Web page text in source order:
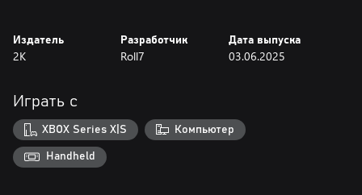
графика и хитрые механики безупречно соединяются в одно
захватывающее целое.
● Испытание мастерства: участвуйте в суровом турнире
«Роллердрома». Доминируйте в списках лидеров и проверьте
пределы своей ловкости в особом режиме «Охотники за кровью».
● Неповторимый стиль: абсолютно оригинальный саундтрек, в
котором канонический ретрозвук в сочетании с
Издатель
2K
Разработчик
Roll7
Дата выпуска
03.06.2025
Играть с
XBOX Series X|S Компьютер
Handheld